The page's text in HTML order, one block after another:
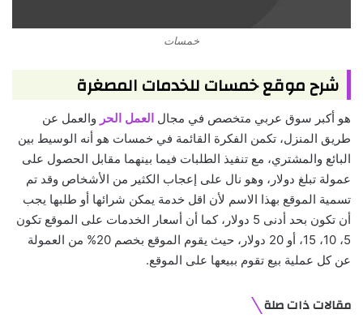
خمسات
شرح موقع خمسات للخدمات المصغرة
هو أكبر سوق عربي متخصص في مجال العمل الحر والعمل عن
طريق المنزل، تكمن الفكرة القائمة في خمسات هو أنه الوسيط بين
البائع والمشتري، مع تنفيذ الطلبات فيما بينهما مقابل الحصول على
عمولة تبلغ دولار، وهو نال على إعجاب الكثير من الأشخاص وقد تم
تسمية الموقع بهذا الاسم لأن اقل خدمة يمكن شرائها أو طلبها يجب
أن تكون بحد أدنى 5 دولار، كما أن أسعار الخدمات على الموقع تكون
5، 10، 15، أو 20 دولار، حيث يقوم الموقع بخصم 20% من العمولة
عن كل عملية بيع تقوم ببيعها على الموقع.
مقالات ذات صلة